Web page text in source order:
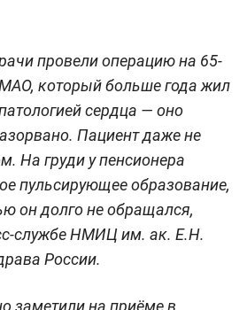
провели операцию на 65-
который больше года жил
сердца — оно
Пациент даже не
На груди у пенсионера
пульсирующее образование,
он долго не обращался,
службе НМИЦ им. ак. Е.Н.
России.
заметили на приёме в